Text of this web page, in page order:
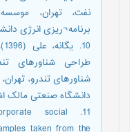
نفت، تهران،
برنامه¬ریزی انرژی
طراحی شناورهای
شناورهای تندرو،
دانشگاه صنعتی مالک
social